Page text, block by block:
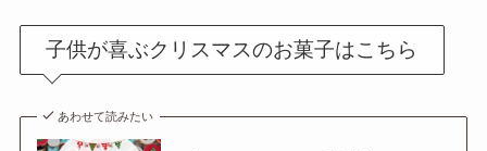
子供が喜ぶクリスマスのお菓子はこちら
あわせて読みたい